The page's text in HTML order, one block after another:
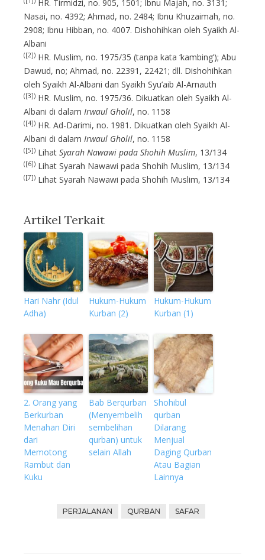
HR. Tirmidzi, no. 905, 1501; Ibnu Majah, no. 3131;
Nasai, no. 4392; Ahmad, no. 2484; Ibnu Khuzaimah, no.
2908; Ibnu Hibban, no. 4007. Dishohihkan oleh Syaikh Al-
Albani
([2]) HR. Muslim, no. 1975/35 (tanpa kata ‘kambing’); Abu
Dawud, no; Ahmad, no. 22391, 22421; dll. Dishohihkan
oleh Syaikh Al-Albani dan Syaikh Syu’aib Al-Arnauth
([3]) HR. Muslim, no. 1975/36. Dikuatkan oleh Syaikh Al-
Albani di dalam Irwaul Gholil, no. 1158
([4]) HR. Ad-Darimi, no. 1981. Dikuatkan oleh Syaikh Al-
Albani di dalam Irwaul Gholil, no. 1158
([5]) Lihat Syarah Nawawi pada Shohih Muslim, 13/134
([6]) Lihat Syarah Nawawi pada Shohih Muslim, 13/134
([7]) Lihat Syarah Nawawi pada Shohih Muslim, 13/134
Artikel Terkait
Hari Nahr (Idul
Adha)
Hukum-Hukum
Kurban (2)
Hukum-Hukum
Kurban (1)
2. Orang yang
Berkurban
Menahan Diri
dari
Memotong
Rambut dan
Kuku
Bab Berqurban
(Menyembelih
sembelihan
qurban) untuk
selain Allah
Shohibul
qurban
Dilarang
Menjual
Daging Qurban
Atau Bagian
Lainnya
PERJALANAN QURBAN SAFAR